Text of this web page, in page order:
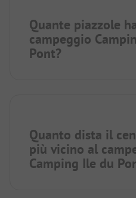
Quante piazzole
campeggio
Pont?
Quanto dista il
più vicino al
Camping Ile du